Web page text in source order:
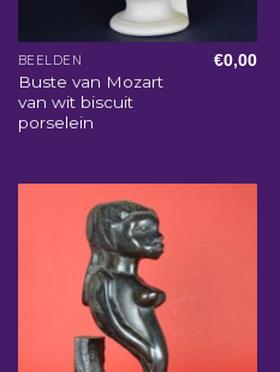
BEELDEN
Buste van Mozart
van wit biscuit
porselein
€0,00